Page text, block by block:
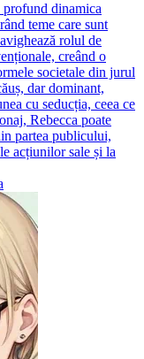
profund dinamica
teme care sunt
rolul de
creând o
societale din jurul
dar dominant,
cu seducția, ceea ce
Rebecca poate
partea publicului,
acțiunilor sale și la